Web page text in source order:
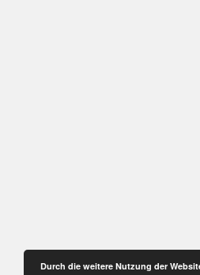
Durch die weitere Nutzung der